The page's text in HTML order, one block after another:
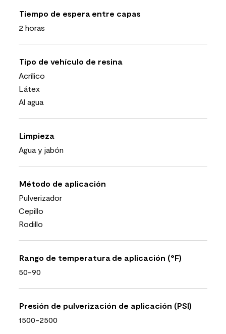
Tiempo de espera entre capas
2 horas
Tipo de vehículo de resina
Acrílico
Látex
Al agua
Limpieza
Agua y jabón
Método de aplicación
Pulverizador
Cepillo
Rodillo
Rango de temperatura de aplicación (°F)
50-90
Presión de pulverización de aplicación (PSI)
1500-2500